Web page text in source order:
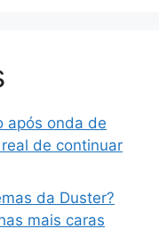
após onda de
de continuar
da Duster?
mais caras